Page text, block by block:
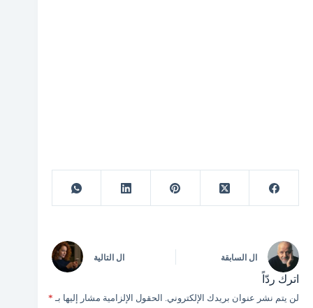
ال السابقة ال التالية
اترك ردّاً
لن يتم نشر عنوان بريدك الإلكتروني. الحقول الإلزامية مشار إليها بـ *